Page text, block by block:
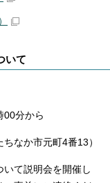
いて
00分から
なか市元町4番13）
て説明会を開催し